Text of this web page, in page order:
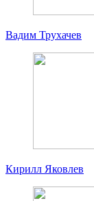
Вадим Трухачев
Кирилл Яковлев